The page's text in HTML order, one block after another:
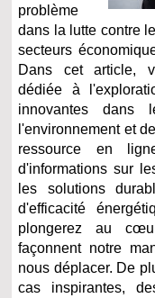
problème
dans la lutte contre
secteurs
Dans cet article,
dédiée à
innovantes
l'environnement et
ressource en
d'informations sur
les solutions
d'efficacité
plongerez au
façonnent notre
nous déplacer. De
cas inspirantes,